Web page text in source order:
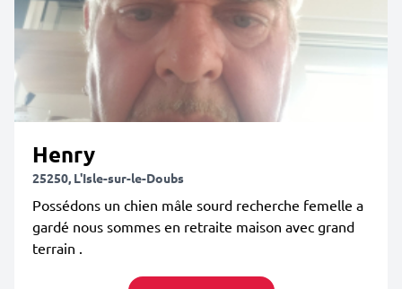
Henry
25250, L'Isle-sur-le-Doubs
Possédons un chien mâle sourd recherche femelle a
gardé nous sommes en retraite maison avec grand
terrain .